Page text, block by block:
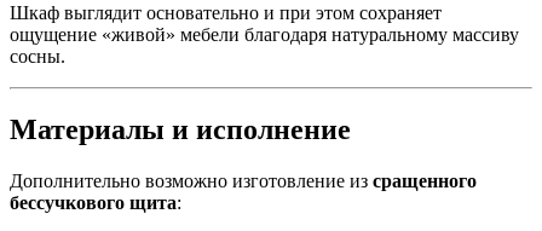
Шкаф выглядит основательно и при этом сохраняет
ощущение «живой» мебели благодаря натуральному массиву
сосны.
Материалы и исполнение
Дополнительно возможно изготовление из сращенного
бессучкового щита: